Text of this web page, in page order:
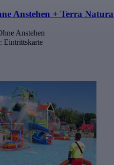
Anstehen + Terra
Anstehen
Eintrittskarte